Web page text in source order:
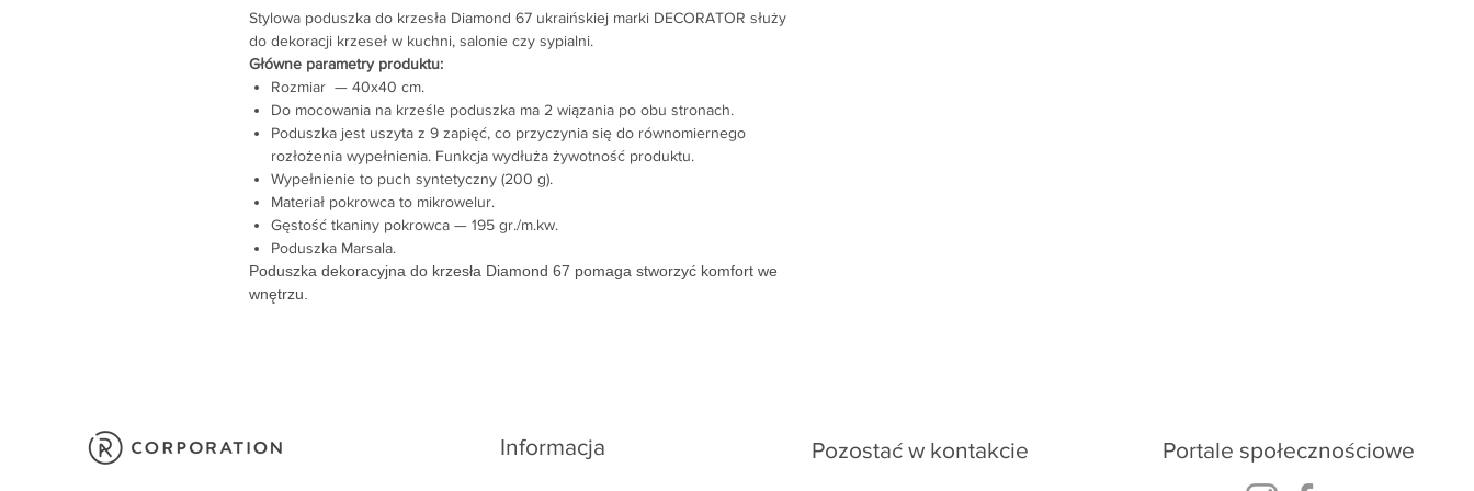
Stylowa poduszka do krzesła Diamond 67 ukraińskiej marki DECORATOR służy
do dekoracji krzeseł w kuchni, salonie czy sypialni.
Główne parametry produktu:
Rozmiar — 40x40 cm.
Do mocowania na krześle poduszka ma 2 wiązania po obu stronach.
Poduszka jest uszyta z 9 zapięć, co przyczynia się do równomiernego
rozłożenia wypełnienia. Funkcja wydłuża żywotność produktu.
Wypełnienie to puch syntetyczny (200 g).
Materiał pokrowca to mikrowelur.
Gęstość tkaniny pokrowca — 195 gr./m.kw.
Poduszka Marsala.
Poduszka dekoracyjna do krzesła Diamond 67 pomaga stworzyć komfort we
wnętrzu.
Informacja Pozostać w kontakcie Portale społecznościowe